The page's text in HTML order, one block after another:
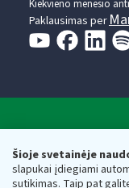
Šioje svetainėje
slapukai įdiegiami
sutikimas. Taip pat
Kiekvieno mėnesio
Paklausimas per
Valstybinė
Respublikos
Biudžetinė įstaiga.